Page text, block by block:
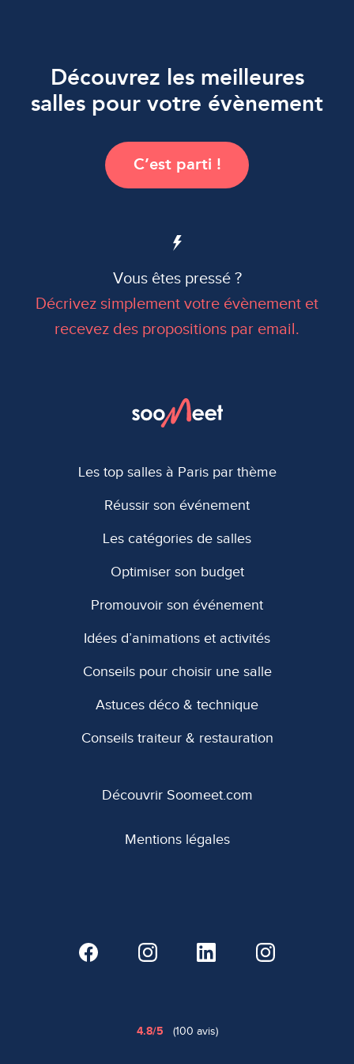
Découvrez les meilleures
salles pour votre évènement
C’est parti !
Vous êtes pressé ?
Décrivez simplement votre évènement et
recevez des propositions par email.
Les top salles à Paris par thème
Réussir son événement
Les catégories de salles
Optimiser son budget
Promouvoir son événement
Idées d’animations et activités
Conseils pour choisir une salle
Astuces déco & technique
Conseils traiteur & restauration
Découvrir Soomeet.com
Mentions légales
4.8/5 (100 avis)
Accueil